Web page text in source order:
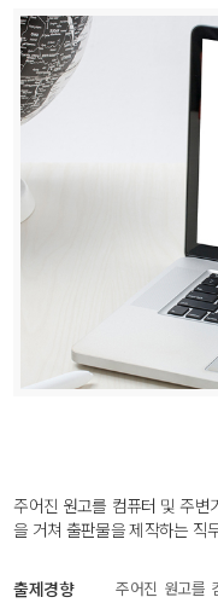
주어진 원고를 컴퓨터 및 주변
을 거쳐 출판물을 제작하는 직
출제경향
주어진 원고를